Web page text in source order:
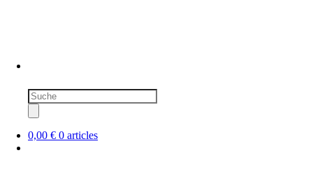
Recherche
de
produits
0,00 € 0 articles